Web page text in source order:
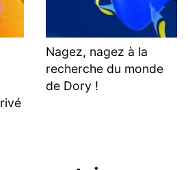
Nagez, nagez à la
recherche du monde
de Dory !